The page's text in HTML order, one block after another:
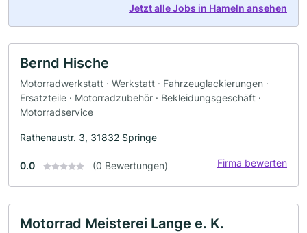
Jetzt alle Jobs in Hameln ansehen
Bernd Hische
Motorradwerkstatt · Werkstatt · Fahrzeuglackierungen ·
Ersatzteile · Motorradzubehör · Bekleidungsgeschäft ·
Motorradservice
Rathenaustr. 3, 31832 Springe
0.0 (0 Bewertungen) Firma bewerten
Motorrad Meisterei Lange e. K.